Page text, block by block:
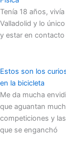
Tenía 18 años,
Valladolid y lo
y estar en
Estos son los
en la bicicleta
Me da mucha
que aguantan
competiciones y
que se enganchó